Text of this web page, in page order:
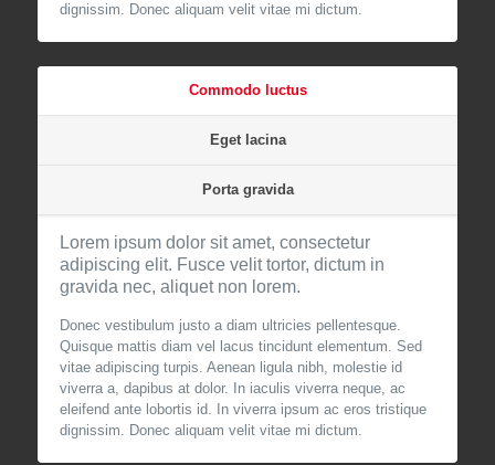
dignissim. Donec aliquam velit vitae mi dictum.
Commodo luctus
Eget lacina
Porta gravida
Lorem ipsum dolor sit amet, consectetur
adipiscing elit. Fusce velit tortor, dictum in
gravida nec, aliquet non lorem.
Donec vestibulum justo a diam ultricies pellentesque.
Quisque mattis diam vel lacus tincidunt elementum. Sed
vitae adipiscing turpis. Aenean ligula nibh, molestie id
viverra a, dapibus at dolor. In iaculis viverra neque, ac
eleifend ante lobortis id. In viverra ipsum ac eros tristique
dignissim. Donec aliquam velit vitae mi dictum.